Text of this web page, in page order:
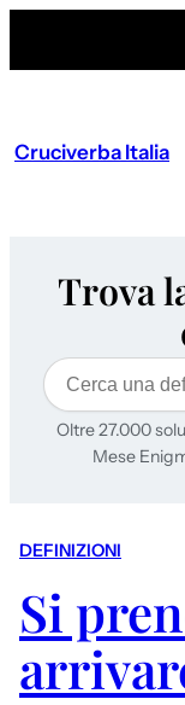
Cruciverba Italia
Trova
Cerca
Oltre 27.000
Mese
DEFINIZIONI
Si